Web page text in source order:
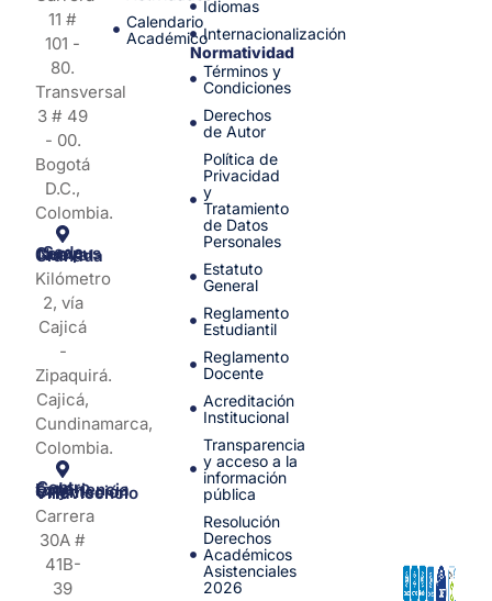
11 #
101 -
80.
Transversal
3 # 49
- 00.
Bogotá
D.C.,
Colombia.
Sede Campus Nueva Granada
Kilómetro
2, vía
Cajicá
-
Zipaquirá.
Cajicá,
Cundinamarca,
Colombia.
Centro de Experiencia y Orientación Villavicencio
Carrera
30A #
41B-
39
Calendario
Académico
Idiomas
Internacionalización
Normatividad
Términos y
Condiciones
Derechos
de Autor
Política de
Privacidad
y
Tratamiento
de Datos
Personales
Estatuto
General
Reglamento
Estudiantil
Reglamento
Docente
Acreditación
Institucional
Transparencia
y acceso a la
información
pública
Resolución
Derechos
Académicos
Asistenciales
2026